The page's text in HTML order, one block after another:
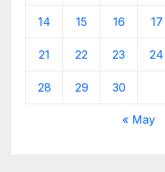
14 15 16 17
21 22 23 24
28 29 30
« May